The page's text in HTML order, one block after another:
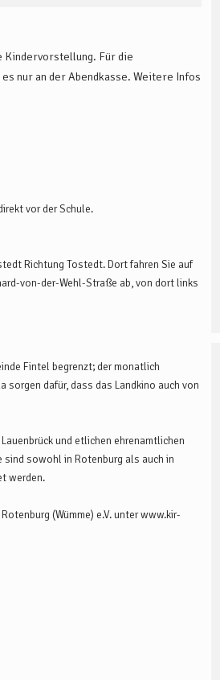
Kindervorstellung. Für die
nur an der Abendkasse. Weitere Infos
vor der Schule.
Richtung Tostedt. Dort fahren Sie auf
von-der-Wehl-Straße ab, von dort links
Sie auf der B75 an Rotenburg
von der B75 rechts in die Straße
in die Habichtsallee. Die Fahrt ab dem
Die Zugfahrt ab Bremen Hauptbahnhof
.
Fintel begrenzt; der monatlich
sorgen dafür, dass das Landkino auch von
und etlichen ehrenamtlichen
sowohl in Rotenburg als auch in
werden.
(Wümme) e.V. unter www.kir-